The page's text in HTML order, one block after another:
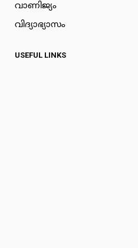
വാണിജ്യം
വിദ്യാഭ്യാസം
USEFUL LINKS